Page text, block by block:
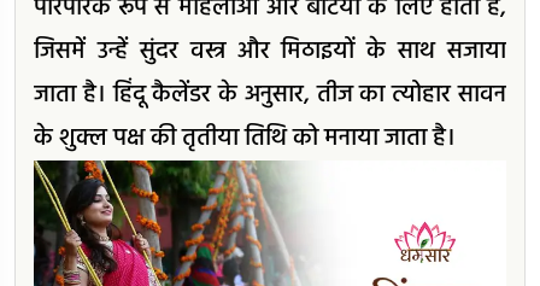
पारंपरिक रूप से महिलाओं और बेटियों के लिए होता है,
जिसमें उन्हें सुंदर वस्त्र और मिठाइयों के साथ सजाया
जाता है। हिंदू कैलेंडर के अनुसार, तीज का त्योहार सावन
के शुक्ल पक्ष की तृतीया तिथि को मनाया जाता है।